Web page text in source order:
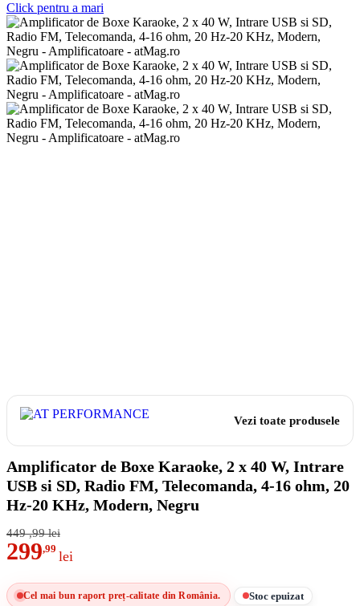
Click pentru a mari
Vezi toate produsele
Amplificator de Boxe Karaoke, 2 x 40 W, Intrare
USB si SD, Radio FM, Telecomanda, 4-16 ohm, 20
Hz-20 KHz, Modern, Negru
449 ,99 lei
299,99 lei
Cel mai bun raport preț-calitate din România. Stoc epuizat